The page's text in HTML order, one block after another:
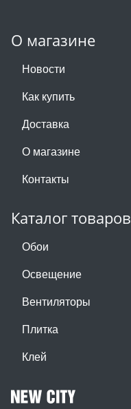
О магазине
Новости
Как купить
Доставка
О магазине
Контакты
Каталог товаров
Обои
Освещение
Вентиляторы
Плитка
Клей